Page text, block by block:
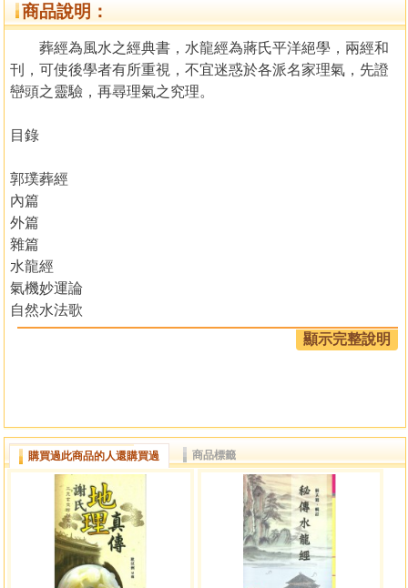
商品說明：
葬經為風水之經典書，水龍經為蔣氏平洋絕學，兩經和
刊，可使後學者有所重視，不宜迷惑於各派名家理氣，先證
巒頭之靈驗，再尋理氣之究理。
目錄
郭璞葬經
內篇
外篇
雜篇
水龍經
氣機妙運論
自然水法歌
十八格圖
論枝幹
論五星
論池沼井橋
原書總論
顯示完整說明
購買過此商品的人還購買過 商品標籤